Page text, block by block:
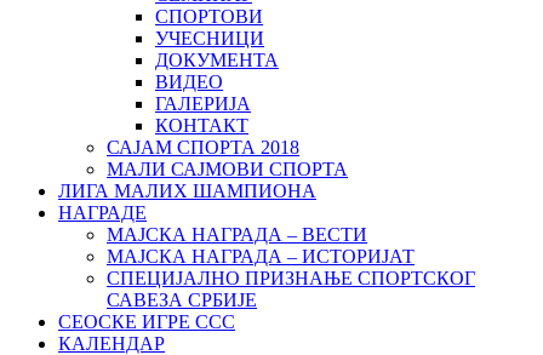
СПОРТОВИ
УЧЕСНИЦИ
ДОКУМЕНТА
ВИДЕО
ГАЛЕРИЈА
КОНТАКТ
САЈАМ СПОРТА 2018
МАЛИ САЈМОВИ СПОРТА
ЛИГА МАЛИХ ШАМПИОНА
НАГРАДЕ
МАЈСКА НАГРАДА – ВЕСТИ
МАЈСКА НАГРАДА – ИСТОРИЈАТ
СПЕЦИЈАЛНО ПРИЗНАЊЕ СПОРТСКОГ
САВЕЗА СРБИЈЕ
СЕОСКЕ ИГРЕ ССС
КАЛЕНДАР